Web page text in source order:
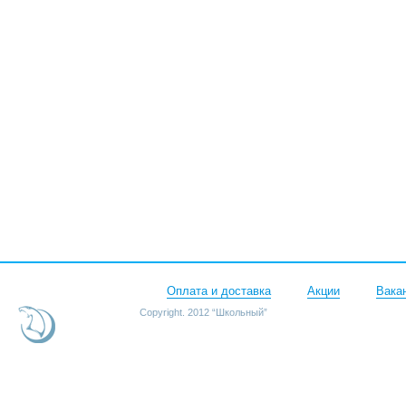
Оплата и доставка Акции
Copyright. 2012 “Школьный”